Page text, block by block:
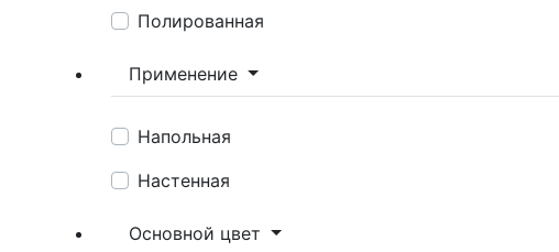
Полированная
Применение
Напольная
Настенная
Основной цвет